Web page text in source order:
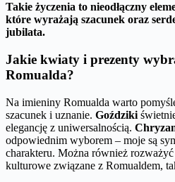
Takie życzenia to nieodłączny
które wyrażają szacunek oraz
jubilata.
Jakie kwiaty i prezenty
Romualda?
Na imieniny Romualda warto
szacunek i uznanie. Goździki
elegancję z uniwersalnością.
odpowiednim wyborem – moje są
charakteru. Można również
kulturowe związane z Romualdem,